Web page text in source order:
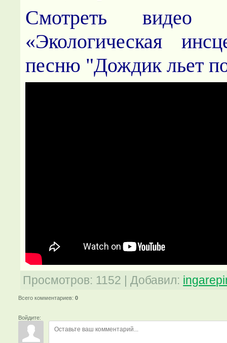
Смотреть видео
«Экологическая
песню "Дождик льет
Просмотров: 1152 |Добавил:
Всего комментариев:0
Войдите: